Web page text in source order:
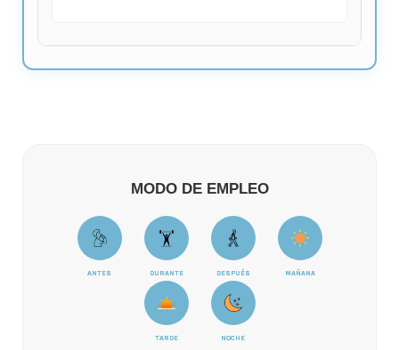
MODO DE EMPLEO
ANTES DURANTE DESPUÉS MAÑANA
TARDE NOCHE